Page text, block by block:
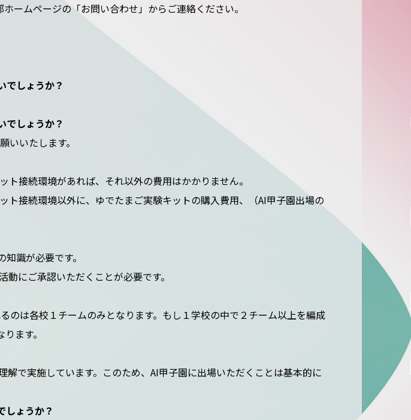
ームページの「お問い合わせ」からご連絡ください。
でしょうか？
でしょうか？
いたします。
接続環境があれば、それ以外の費用はかかりません。
接続環境以外に、ゆでたまご実験キットの購入費用、（AI甲子園出場の
識が必要です。
にご承認いただくことが必要です。
は各校１チームのみとなります。もし１学校の中で２チーム以上を編成
ます。
で実施しています。このため、AI甲子園に出場いただくことは基本的に
しょうか？